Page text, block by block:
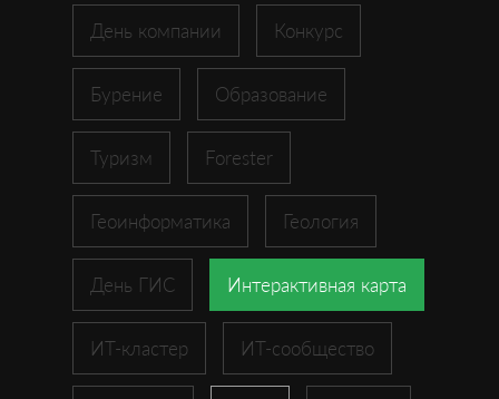
День компании Конкурс
Бурение Образование
Туризм Forester
Геоинформатика Геология
День ГИС Интерактивная карта
ИТ-кластер ИТ-сообщество